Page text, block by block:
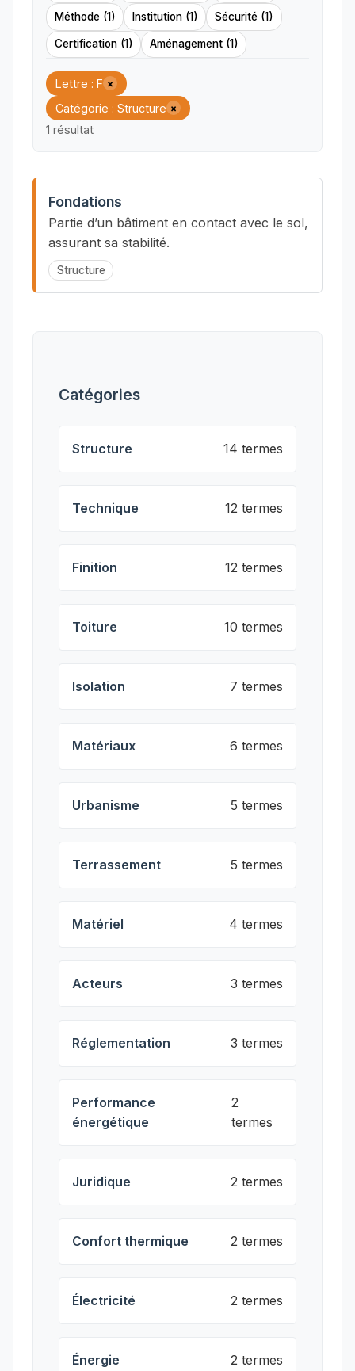
Méthode (1) Institution (1) Sécurité (1)
Certification (1) Aménagement (1)
Lettre : F ×
Catégorie : Structure ×
1 résultat
Fondations
Partie d’un bâtiment en contact avec le sol,
assurant sa stabilité.
Structure
Catégories
Structure 14 termes
Technique 12 termes
Finition 12 termes
Toiture 10 termes
Isolation 7 termes
Matériaux 6 termes
Urbanisme 5 termes
Terrassement 5 termes
Matériel 4 termes
Acteurs 3 termes
Réglementation 3 termes
Performance
énergétique
2
termes
Juridique 2 termes
Confort thermique 2 termes
Électricité 2 termes
Énergie 2 termes